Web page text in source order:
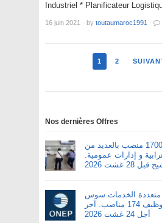
Industriel * Planificateur
16 juin 2021 · by toutaumaroc1991 ·
1 2
Nos dernières Offres
مباريات لتوظيف 1700 منصب بالعديد من
و إدارات عمومية.
28 غشت 2026
متعددة الخدمات سوس
ماسة : مباريات لتوظيف 174 مناصب. آخر
أجل 24 غشت 2026